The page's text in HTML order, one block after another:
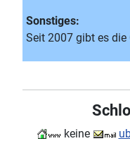
Sonstiges:
Seit 2007 gibt es die
keine